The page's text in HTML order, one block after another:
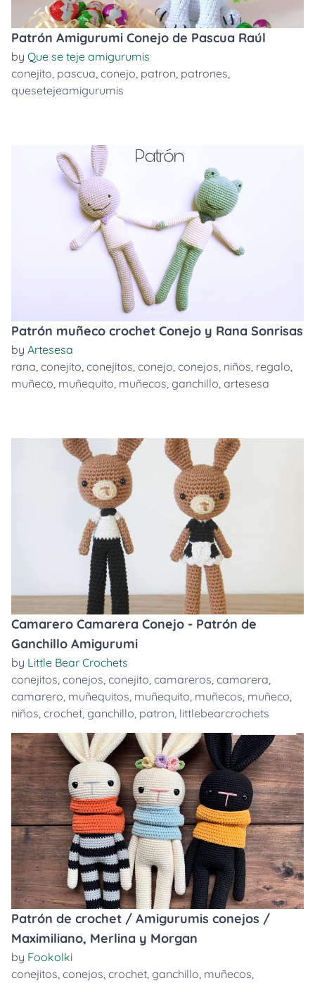
Patrón Amigurumi Conejo de Pascua Raúl
by Que se teje amigurumis
conejito, pascua, conejo, patron, patrones,
quesetejeamigurumis
Patrón muñeco crochet Conejo y Rana Sonrisas
by Artesesa
rana, conejito, conejitos, conejo, conejos, niños, regalo,
muñeco, muñequito, muñecos, ganchillo, artesesa
Camarero Camarera Conejo - Patrón de
Ganchillo Amigurumi
by Little Bear Crochets
conejitos, conejos, conejito, camareros, camarera,
camarero, muñequitos, muñequito, muñecos, muñeco,
niños, crochet, ganchillo, patron, littlebearcrochets
Patrón de crochet / Amigurumis conejos /
Maximiliano, Merlina y Morgan
by Fookolki
conejitos, conejos, crochet, ganchillo, muñecos,